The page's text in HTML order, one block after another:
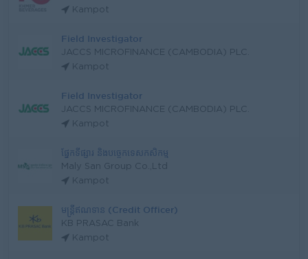
Kampot
Field Investigator
JACCS MICROFINANCE (CAMBODIA) PLC.
Kampot
Field Investigator
JACCS MICROFINANCE (CAMBODIA) PLC.
Kampot
ផ្នែកទីផ្សារ និងបច្ចេកទេសកសិកម្ម
Maly San Group Co.,Ltd
Kampot
មន្រ្តីឥណទាន (Credit Officer)
KB PRASAC Bank
Kampot